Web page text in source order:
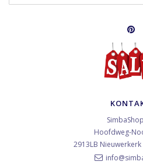
Hoofdweg-
2913LB Nieuwerkerk